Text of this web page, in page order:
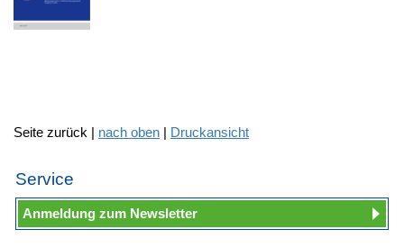
Seite zurück | nach oben | Druckansicht
Service
Anmeldung zum Newsletter